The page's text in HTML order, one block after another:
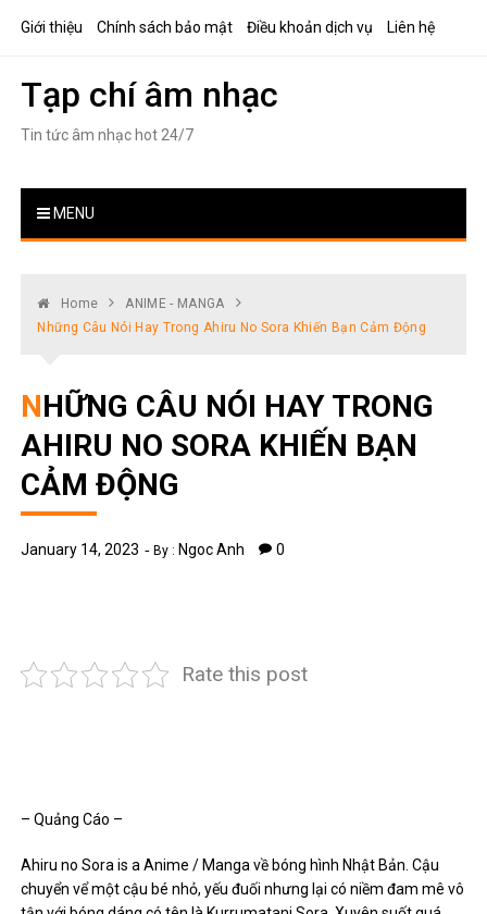
Giới thiệu Chính sách bảo mật Điều khoản dịch vụ Liên hệ
Tạp chí âm nhạc
Tin tức âm nhạc hot 24/7
MENU
Home
ANIME - MANGA
Những Câu Nói Hay Trong Ahiru No Sora Khiến Bạn Cảm Động
NHỮNG CÂU NÓI HAY TRONG
AHIRU NO SORA KHIẾN BẠN
CẢM ĐỘNG
January 14, 2023 By : Ngoc Anh 0
Rate this post
– Quảng Cáo –
Ahiru no Sora is a Anime / Manga về bóng hình Nhật Bản. Cậu
chuyển vể một cậu bé nhỏ, yếu đuối nhưng lại có niềm đam mê vô